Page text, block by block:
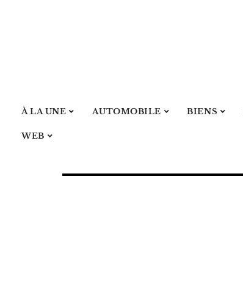
À LA UNE AUTOMOBILE BIENS
WEB